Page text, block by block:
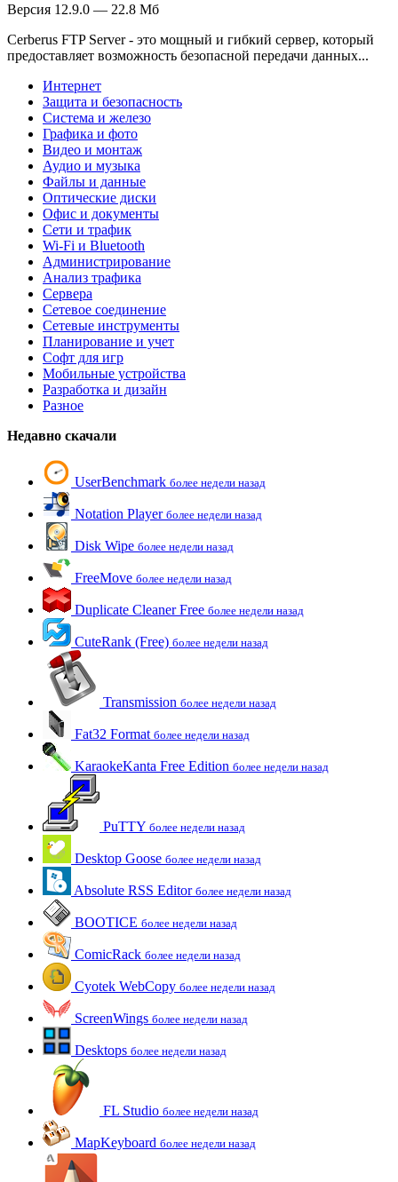
Версия 12.9.0 — 22.8 Мб
Cerberus FTP Server - это мощный и гибкий сервер, который
предоставляет возможность безопасной передачи данных...
Интернет
Защита и безопасность
Система и железо
Графика и фото
Видео и монтаж
Аудио и музыка
Файлы и данные
Оптические диски
Офис и документы
Сети и трафик
Wi-Fi и Bluetooth
Администрирование
Анализ трафика
Сервера
Сетевое соединение
Сетевые инструменты
Планирование и учет
Софт для игр
Мобильные устройства
Разработка и дизайн
Разное
Недавно скачали
UserBenchmark более недели назад
Notation Player более недели назад
Disk Wipe более недели назад
FreeMove более недели назад
Duplicate Cleaner Free более недели назад
CuteRank (Free) более недели назад
Transmission более недели назад
Fat32 Format более недели назад
KaraokeKanta Free Edition более недели назад
PuTTY более недели назад
Desktop Goose более недели назад
Absolute RSS Editor более недели назад
BOOTICE более недели назад
ComicRack более недели назад
Cyotek WebCopy более недели назад
ScreenWings более недели назад
Desktops более недели назад
FL Studio более недели назад
MapKeyboard более недели назад